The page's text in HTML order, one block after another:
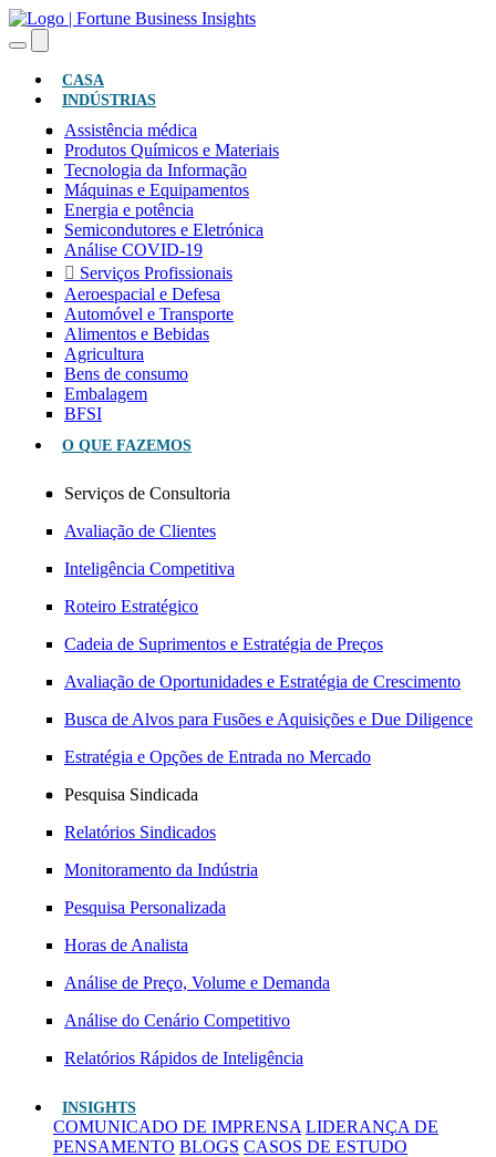
CASA
INDÚSTRIAS
Assistência médica
Produtos Químicos e Materiais
Tecnologia da Informação
Máquinas e Equipamentos
Energia e potência
Semicondutores e Eletrónica
Análise COVID-19
Serviços Profissionais
Aeroespacial e Defesa
Automóvel e Transporte
Alimentos e Bebidas
Agricultura
Bens de consumo
Embalagem
BFSI
O QUE FAZEMOS
Serviços de Consultoria
Avaliação de Clientes
Inteligência Competitiva
Roteiro Estratégico
Cadeia de Suprimentos e Estratégia de Preços
Avaliação de Oportunidades e Estratégia de Crescimento
Busca de Alvos para Fusões e Aquisições e Due Diligence
Estratégia e Opções de Entrada no Mercado
Pesquisa Sindicada
Relatórios Sindicados
Monitoramento da Indústria
Pesquisa Personalizada
Horas de Analista
Análise de Preço, Volume e Demanda
Análise do Cenário Competitivo
Relatórios Rápidos de Inteligência
INSIGHTS
COMUNICADO DE IMPRENSA LIDERANÇA DE
PENSAMENTO BLOGS CASOS DE ESTUDO